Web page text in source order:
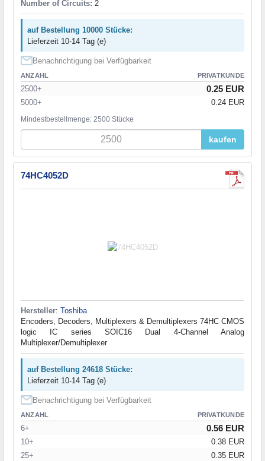
Number of Circuits: 2
auf Bestellung 10000 Stücke:
Lieferzeit 10-14 Tag (e)
Benachrichtigung bei Verfügbarkeit
ANZAHL PRIVATKUNDE
2500+ 0.25 EUR
5000+ 0.24 EUR
Mindestbestellmenge: 2500 Stücke
kaufen
74HC4052D
Hersteller: Toshiba
Encoders, Decoders, Multiplexers & Demultiplexers 74HC CMOS
logic IC series SOIC16 Dual 4-Channel Analog
Multiplexer/Demultiplexer
auf Bestellung 24618 Stücke:
Lieferzeit 10-14 Tag (e)
Benachrichtigung bei Verfügbarkeit
ANZAHL PRIVATKUNDE
6+ 0.56 EUR
10+
0.38 EUR
25+
0.35 EUR